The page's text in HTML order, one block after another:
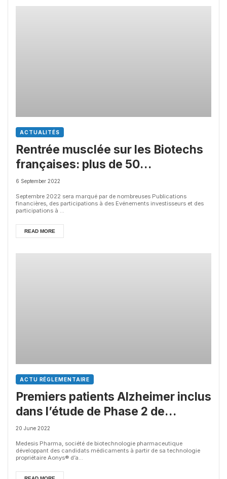
ACTUALITÉS
Rentrée musclée sur les Biotechs
françaises: plus de 50
événements attendus
6 September 2022
Septembre 2022 sera marqué par de nombreuses Publications
financières, des participations à des Evénements investisseurs et des
participations à ...
READ MORE
ACTU RÉGLEMENTAIRE
Premiers patients Alzheimer inclus
dans l’étude de Phase 2 de
Medesis Pharma, avec des
résultats début 2023
20 June 2022
Medesis Pharma, société de biotechnologie pharmaceutique
développant des candidats médicaments à partir de sa technologie
propriétaire Aonys® d’a...